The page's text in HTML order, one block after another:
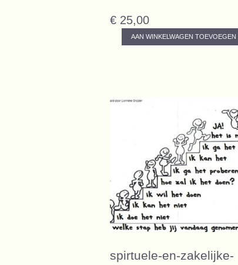
€ 25,00
AAN WINKELWAGEN TOEVOEGEN
spirtuele-en-zakelijke-